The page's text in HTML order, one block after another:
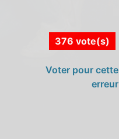
376 vote(s)
Voter pour cette
erreur